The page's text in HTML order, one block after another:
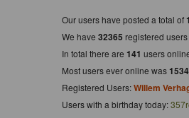
Our users have posted a total of
We have 32365 registered users
In total there are 141 users
Most users ever online was1534
Registered Users:Willem
Users with a birthday today: